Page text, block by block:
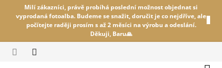
Milí zákazníci, právě probíhá poslední možnost objednat si
vyprodaná fotoalba. Budeme se snažit, doručit je co nejdříve, ale
počítejte raději prosím s až 2 měsíci na výrobu a odeslání.
Děkuji, Baru🙏